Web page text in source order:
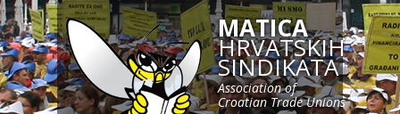
MATICA
HRVATSKIH
SINDIKATA
Association of
Croatian Trade Unions